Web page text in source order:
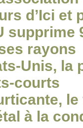
d’Ici et
supprime
rayons
Unis, la
courts
à la